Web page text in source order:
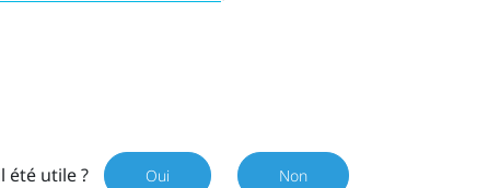
été utile ? Oui Non